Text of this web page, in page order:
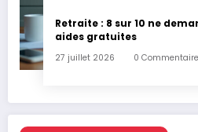
Retraite : 8 sur 10 ne
aides gratuites
27 juillet 2026 0